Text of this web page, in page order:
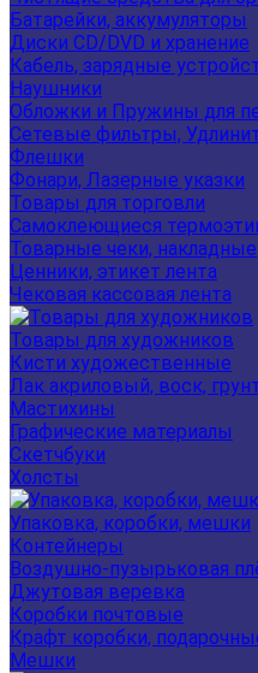
Батарейки, аккумуляторы
Диски CD/DVD и хранение
Кабель, зарядные
Наушники
Обложки и Пружины для
Сетевые фильтры,
Флешки
Фонари, Лазерные указки
Товары для торговли
Самоклеющиеся
Товарные чеки, накладные
Ценники, этикет лента
Чековая кассовая лента
Товары для художников
Кисти художественные
Лак акриловый, воск,
Мастихины
Графические материалы
Скетчбуки
Холсты
Упаковка, коробки, мешки
Контейнеры
Воздушно-пузырьковая
Джутовая веревка
Коробки почтовые
Крафт коробки,
Мешки